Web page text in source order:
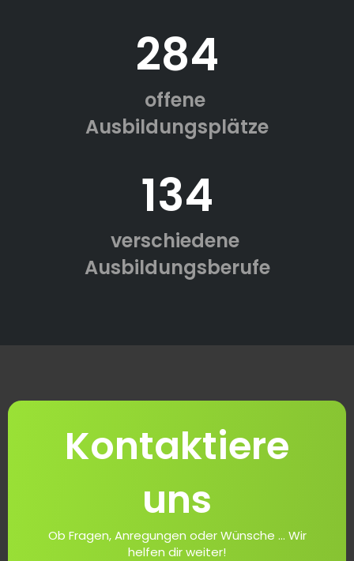
284
offene
Ausbildungsplätze
134
verschiedene
Ausbildungsberufe
Kontaktiere
uns
Ob Fragen, Anregungen oder Wünsche ... Wir
helfen dir weiter!